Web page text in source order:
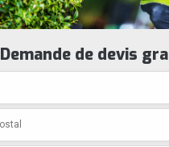
Demande de devis